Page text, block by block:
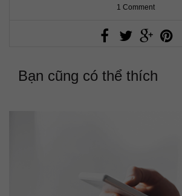
1 Comment
Bạn cũng có thể thích